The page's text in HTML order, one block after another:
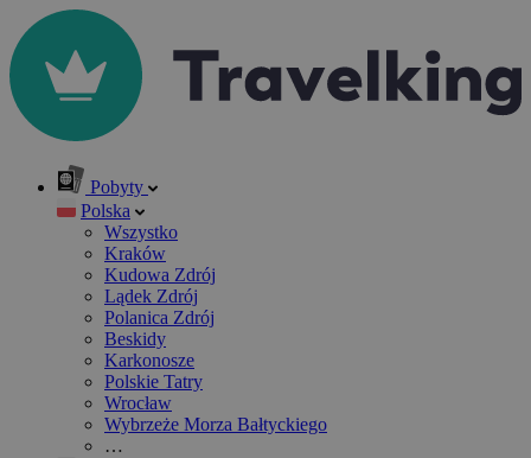
Pobyty
Polska
Wszystko
Kraków
Kudowa Zdrój
Lądek Zdrój
Polanica Zdrój
Beskidy
Karkonosze
Polskie Tatry
Wrocław
Wybrzeże Morza Bałtyckiego
…